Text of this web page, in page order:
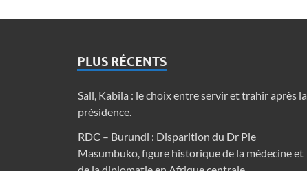
PLUS RÉCENTS
Sall, Kabila : le choix entre servir et trahir après la
présidence.
RDC – Burundi : Disparition du Dr Pie
Masumbuko, figure historique de la médecine et